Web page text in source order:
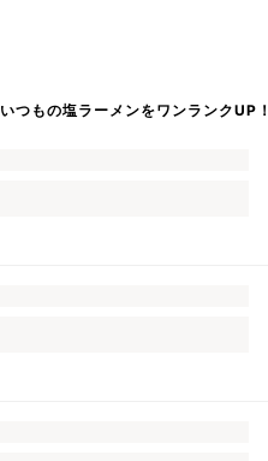
いつもの塩ラーメンをワンランクUP